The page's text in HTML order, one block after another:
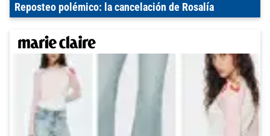
Reposteo polémico: la cancelación de Rosalía